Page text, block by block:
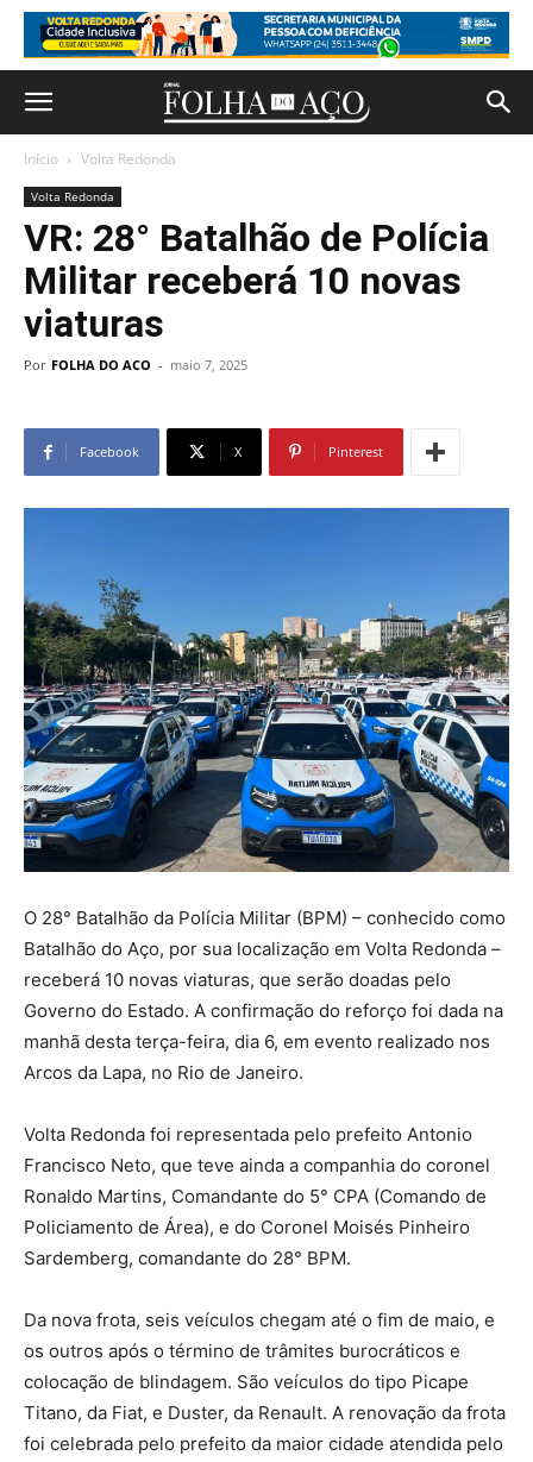
Início Volta Redonda
Volta Redonda
VR: 28° Batalhão de Polícia
Militar receberá 10 novas
viaturas
Por FOLHA DO ACO - maio 7, 2025
Facebook X Pinterest
O 28° Batalhão da Polícia Militar (BPM) – conhecido como
Batalhão do Aço, por sua localização em Volta Redonda –
receberá 10 novas viaturas, que serão doadas pelo
Governo do Estado. A confirmação do reforço foi dada na
manhã desta terça-feira, dia 6, em evento realizado nos
Arcos da Lapa, no Rio de Janeiro.
Volta Redonda foi representada pelo prefeito Antonio
Francisco Neto, que teve ainda a companhia do coronel
Ronaldo Martins, Comandante do 5° CPA (Comando de
Policiamento de Área), e do Coronel Moisés Pinheiro
Sardemberg, comandante do 28° BPM.
Da nova frota, seis veículos chegam até o fim de maio, e
os outros após o término de trâmites burocráticos e
colocação de blindagem. São veículos do tipo Picape
Titano, da Fiat, e Duster, da Renault. A renovação da frota
foi celebrada pelo prefeito da maior cidade atendida pelo